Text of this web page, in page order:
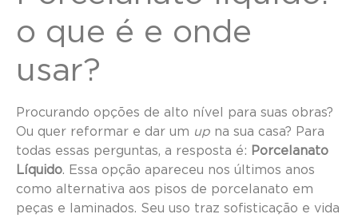
o que é e onde
usar?
Procurando opções de alto nível para suas obras?
Ou quer reformar e dar um up na sua casa? Para
todas essas perguntas, a resposta é: Porcelanato
Líquido. Essa opção apareceu nos últimos anos
como alternativa aos pisos de porcelanato em
peças e laminados. Seu uso traz sofisticação e vida